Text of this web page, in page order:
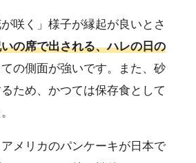
咲く」様子が縁起が良いとさ
の席で出される、ハレの日の
ての側面が強いです。また、砂
ため、かつては保存食として
メリカのパンケーキが日本で